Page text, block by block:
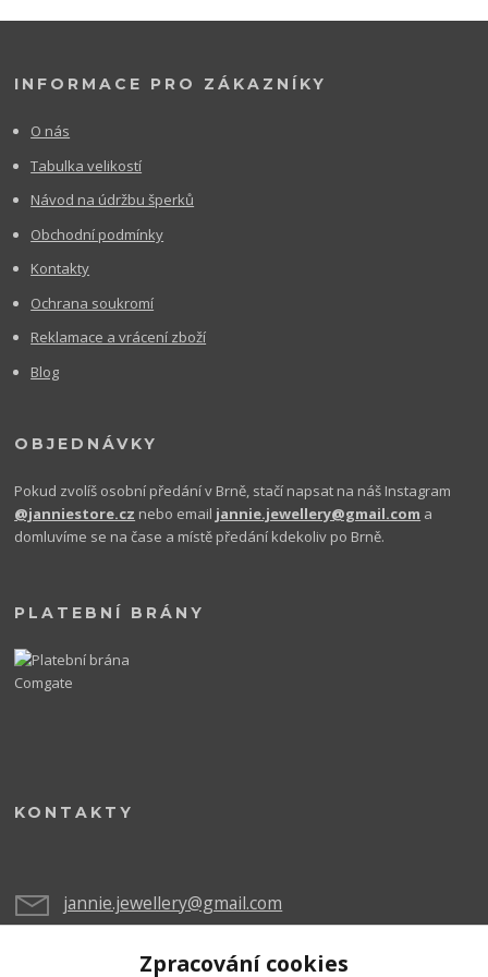
INFORMACE PRO ZÁKAZNÍKY
O nás
Tabulka velikostí
Návod na údržbu šperků
Obchodní podmínky
Kontakty
Ochrana soukromí
Reklamace a vrácení zboží
Blog
OBJEDNÁVKY
Pokud zvolíš osobní předání v Brně, stačí napsat na náš Instagram
@janniestore.cz nebo email jannie.jewellery@gmail.com a
domluvíme se na čase a místě předání kdekoliv po Brně.
PLATEBNÍ BRÁNY
KONTAKTY
jannie.jewellery@gmail.com
Zpracování cookies